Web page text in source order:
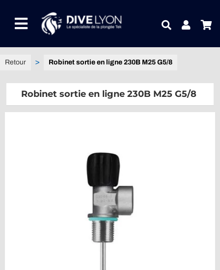
contenuToggle
Navigation
NOTRE UNIVERS PRODUITS
CONTACTEZ-NOUS
Robinet sortie en ligne 230B M25 G5/8
Robinet sortie en ligne 230B M25 G5/8